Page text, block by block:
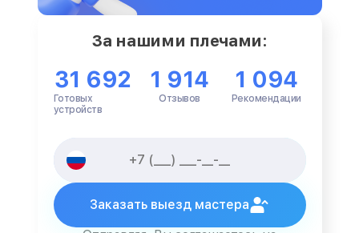
За нашими плечами:
31 692
Готовых
устройств
1 914
Отзывов
1 094
Рекомендации
Заказать выезд мастера